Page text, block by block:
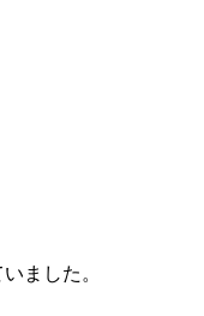
ました。